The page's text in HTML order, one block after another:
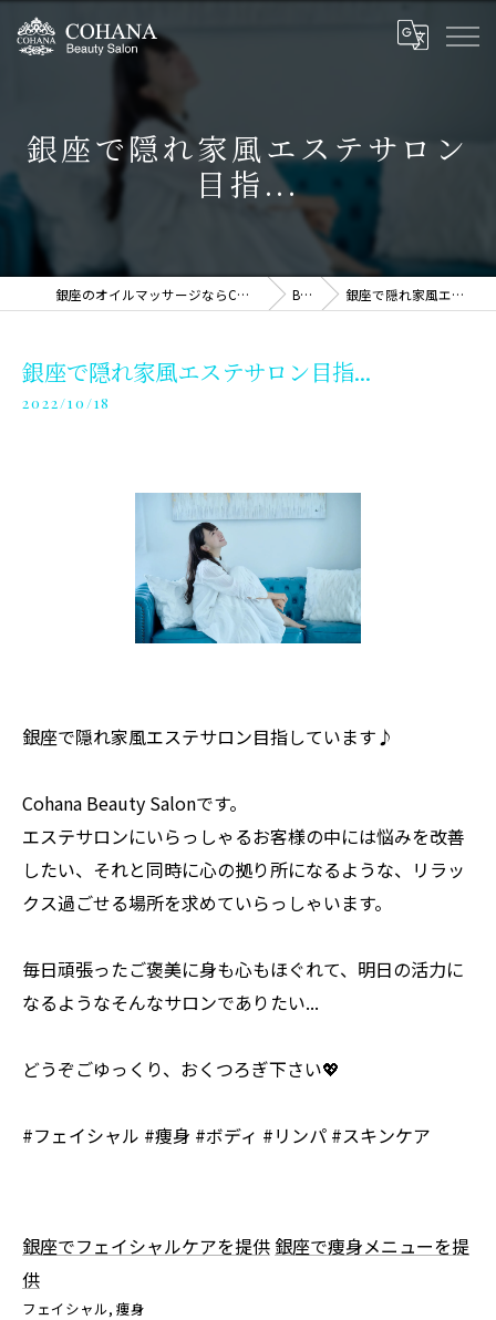
銀座で隠れ家風エステサロン
目指...
銀座のオイルマッサージならCOHANA Massage Therapy BLOG 銀座で隠れ家風エステサロン目指...
銀座で隠れ家風エステサロン目指...
2022/10/18
銀座で隠れ家風エステサロン目指しています♪
Cohana Beauty Salonです。
エステサロンにいらっしゃるお客様の中には悩みを改善
したい、それと同時に心の拠り所になるような、リラッ
クス過ごせる場所を求めていらっしゃいます。
毎日頑張ったご褒美に身も心もほぐれて、明日の活力に
なるようなそんなサロンでありたい...
どうぞごゆっくり、おくつろぎ下さい💖
#フェイシャル #痩身 #ボディ #リンパ #スキンケア
銀座でフェイシャルケアを提供 銀座で痩身メニューを提
供
フェイシャル 痩身